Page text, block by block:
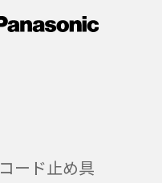
コード止め具